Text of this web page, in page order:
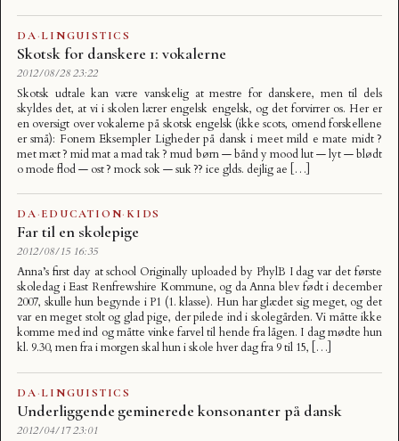
DA·LINGUISTICS
Skotsk for danskere 1: vokalerne
2012/08/28 23:22
Skotsk udtale kan være vanskelig at mestre for danskere, men til dels
skyldes det, at vi i skolen lærer engelsk engelsk, og det forvirrer os. Her er
en oversigt over vokalerne på skotsk engelsk (ikke scots, omend forskellene
er små): Fonem Eksempler Ligheder på dansk i meet mild e mate midt ?
met mæt ? mid mat a mad tak ? mud børn — bånd y mood lut — lyt — blødt
o mode flod — ost ? mock sok — suk ?? ice glds. dejlig ae […]
DA·EDUCATION· KIDS
Far til en skolepige
2012/08/15 16:35
Anna’s first day at school Originally uploaded by PhylB I dag var det første
skoledag i East Renfrewshire Kommune, og da Anna blev født i december
2007, skulle hun begynde i P1 (1. klasse). Hun har glædet sig meget, og det
var en meget stolt og glad pige, der pilede ind i skolegården. Vi måtte ikke
komme med ind og måtte vinke farvel til hende fra lågen. I dag mødte hun
kl. 9.30, men fra i morgen skal hun i skole hver dag fra 9 til 15, […]
DA·LINGUISTICS
Underliggende geminerede konsonanter på dansk
2012/04/17 23:01